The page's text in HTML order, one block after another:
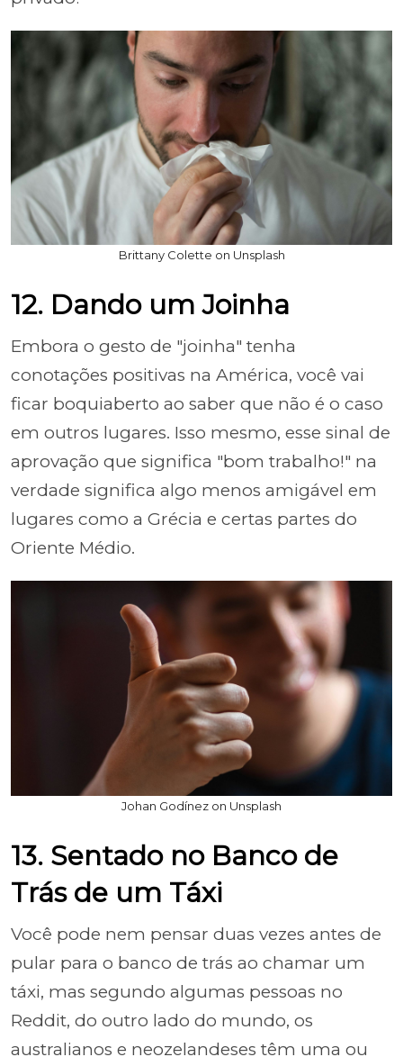
Brittany Colette on Unsplash
12. Dando um Joinha
Embora o gesto de "joinha" tenha
conotações positivas na América, você vai
ficar boquiaberto ao saber que não é o caso
em outros lugares. Isso mesmo, esse sinal de
aprovação que significa "bom trabalho!" na
verdade significa algo menos amigável em
lugares como a Grécia e certas partes do
Oriente Médio.
Johan Godínez on Unsplash
13. Sentado no Banco de
Trás de um Táxi
Você pode nem pensar duas vezes antes de
pular para o banco de trás ao chamar um
táxi, mas segundo algumas pessoas no
Reddit, do outro lado do mundo, os
australianos e neozelandeses têm uma ou